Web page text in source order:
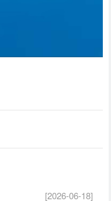
[2026-06-18]